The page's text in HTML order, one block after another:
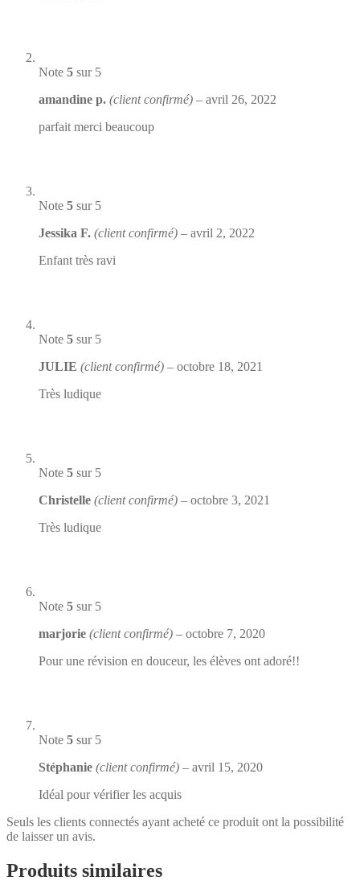
Note 5 sur 5
amandine p. (client confirmé) – avril 26, 2022
parfait merci beaucoup
Note 5 sur 5
Jessika F. (client confirmé) – avril 2, 2022
Enfant très ravi
Note 5 sur 5
JULIE (client confirmé) – octobre 18, 2021
Très ludique
Note 5 sur 5
Christelle (client confirmé) – octobre 3, 2021
Très ludique
Note 5 sur 5
marjorie (client confirmé) – octobre 7, 2020
Pour une révision en douceur, les élèves ont adoré!!
Note 5 sur 5
Stéphanie (client confirmé) – avril 15, 2020
Idéal pour vérifier les acquis
Seuls les clients connectés ayant acheté ce produit ont la possibilité
de laisser un avis.
Produits similaires